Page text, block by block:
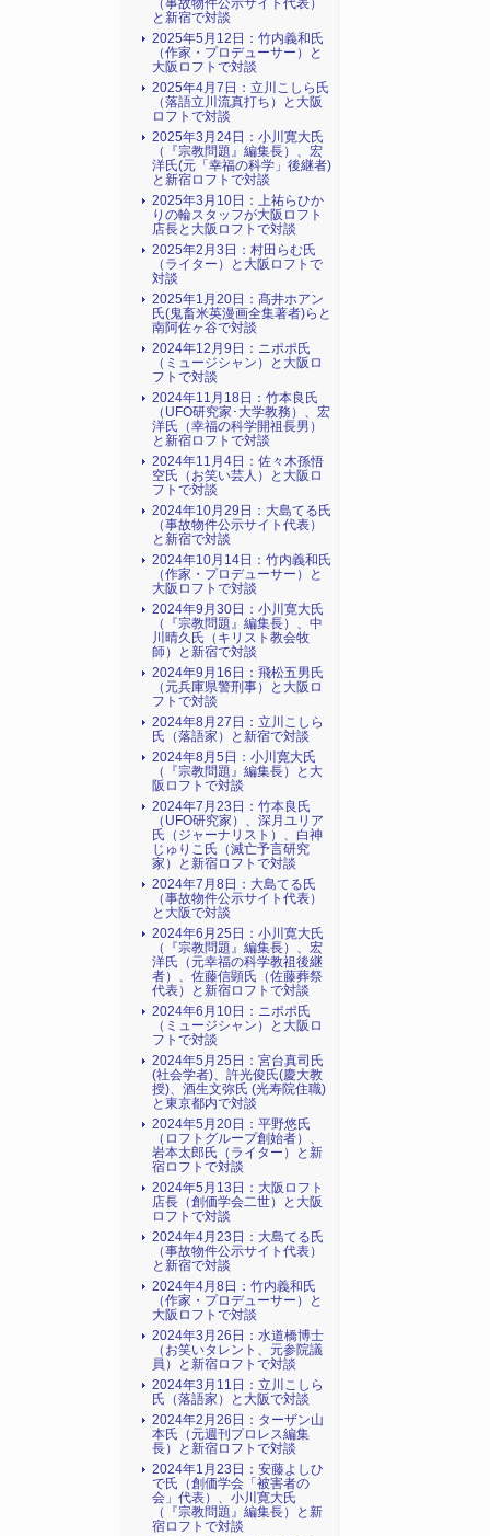
（事故物件公示サイト代表）
と新宿で対談
2025年5月12日：竹内義和氏
（作家・プロデューサー）と
大阪ロフトで対談
2025年4月7日：立川こしら氏
（落語立川流真打ち）と大阪
ロフトで対談
2025年3月24日：小川寛大氏
（『宗教問題』編集長）、宏
洋氏(元「幸福の科学」後継者)
と新宿ロフトで対談
2025年3月10日：上祐らひか
りの輪スタッフが大阪ロフト
店長と大阪ロフトで対談
2025年2月3日：村田らむ氏
（ライター）と大阪ロフトで
対談
2025年1月20日：髙井ホアン
氏(鬼畜米英漫画全集著者)らと
南阿佐ヶ谷で対談
2024年12月9日：ニポポ氏
（ミュージシャン）と大阪ロ
フトで対談
2024年11月18日：竹本良氏
（UFO研究家･大学教務）、宏
洋氏（幸福の科学開祖長男）
と新宿ロフトで対談
2024年11月4日：佐々木孫悟
空氏（お笑い芸人）と大阪ロ
フトで対談
2024年10月29日：大島てる氏
（事故物件公示サイト代表）
と新宿で対談
2024年10月14日：竹内義和氏
（作家・プロデューサー）と
大阪ロフトで対談
2024年9月30日：小川寛大氏
（『宗教問題』編集長）、中
川晴久氏（キリスト教会牧
師）と新宿で対談
2024年9月16日：飛松五男氏
（元兵庫県警刑事）と大阪ロ
フトで対談
2024年8月27日：立川こしら
氏（落語家）と新宿で対談
2024年8月5日：小川寛大氏
（『宗教問題』編集長）と大
阪ロフトで対談
2024年7月23日：竹本良氏
（UFO研究家）、深月ユリア
氏（ジャーナリスト）、白神
じゅりこ氏（滅亡予言研究
家）と新宿ロフトで対談
2024年7月8日：大島てる氏
（事故物件公示サイト代表）
と大阪で対談
2024年6月25日：小川寛大氏
（『宗教問題』編集長）、宏
洋氏（元幸福の科学教祖後継
者）、佐藤信顕氏（佐藤葬祭
代表）と新宿ロフトで対談
2024年6月10日：ニポポ氏
（ミュージシャン）と大阪ロ
フトで対談
2024年5月25日：宮台真司氏
(社会学者)、許光俊氏(慶大教
授)、酒生文弥氏 (光寿院住職)
と東京都内で対談
2024年5月20日：平野悠氏
（ロフトグループ創始者）、
岩本太郎氏（ライター）と新
宿ロフトで対談
2024年5月13日：大阪ロフト
店長（創価学会二世）と大阪
ロフトで対談
2024年4月23日：大島てる氏
（事故物件公示サイト代表）
と新宿で対談
2024年4月8日：竹内義和氏
（作家・プロデューサー）と
大阪ロフトで対談
2024年3月26日：水道橋博士
（お笑いタレント、元参院議
員）と新宿ロフトで対談
2024年3月11日：立川こしら
氏（落語家）と大阪で対談
2024年2月26日：ターザン山
本氏（元週刊プロレス編集
長）と新宿ロフトで対談
2024年1月23日：安藤よしひ
で氏（創価学会「被害者の
会」代表）、小川寛大氏
（『宗教問題』編集長）と新
宿ロフトで対談